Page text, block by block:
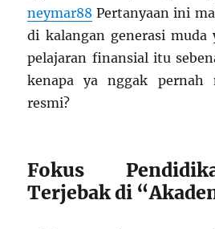
neymar88 Pertanyaan ini
di kalangan generasi muda
pelajaran finansial itu
kenapa ya nggak pernah
resmi?
Fokus
Terjebak di